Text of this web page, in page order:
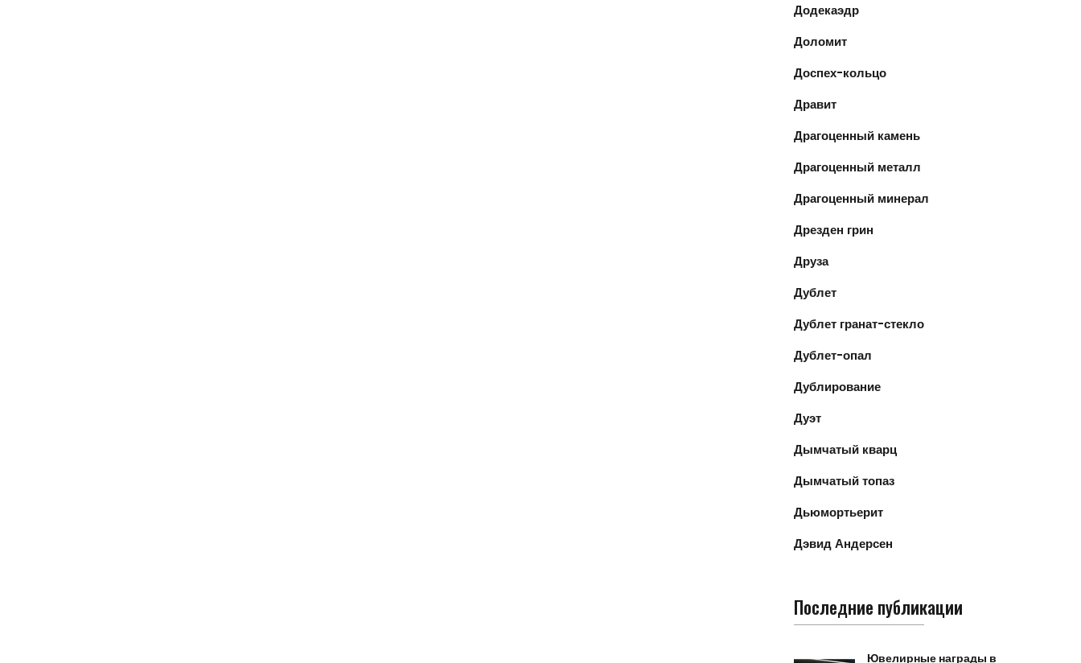
Додекаэдр
Доломит
Доспех-кольцо
Дравит
Драгоценный камень
Драгоценный металл
Драгоценный минерал
Дрезден грин
Друза
Дублет
Дублет гранат-стекло
Дублет-опал
Дублирование
Дуэт
Дымчатый кварц
Дымчатый топаз
Дьюмортьерит
Дэвид Андерсен
Последние публикации
Ювелирные награды в